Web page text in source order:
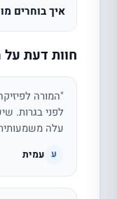
איך בוחרים
חוות דעת על
"המורה
לפני בגרות.
עלה
ע עמית